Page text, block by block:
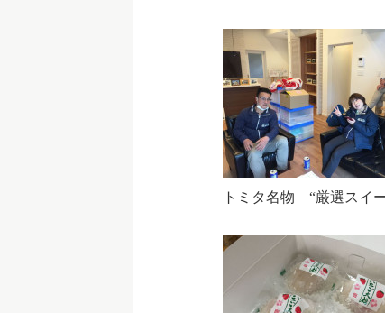
トミタ名物 “厳選スイ